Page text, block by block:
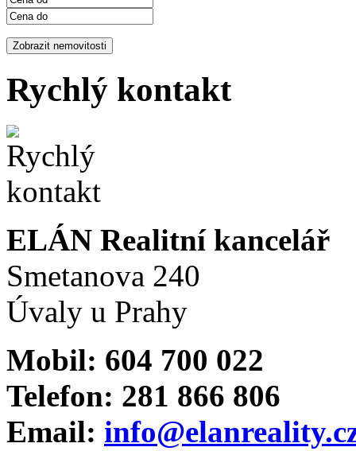
Rychlý kontakt
ELÁN Realitní kancelář
Smetanova 240
Úvaly u Prahy
Mobil: 604 700 022
Telefon: 281 866 806
Email: